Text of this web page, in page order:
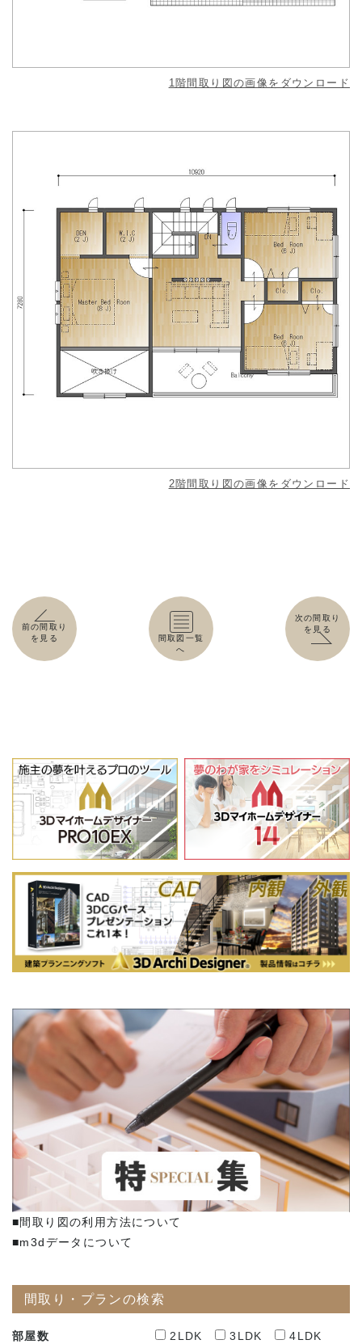
1階間取り図の画像をダウンロード
2階間取り図の画像をダウンロード
前の間取り
を見る
間取図一覧
へ
次の間取り
を見る
■間取り図の利用方法について
■m3dデータについて
間取り・プランの検索
部屋数 2LDK 3LDK
4LDK